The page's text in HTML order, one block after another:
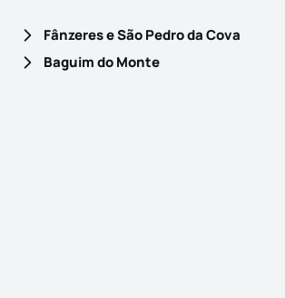
Fânzeres e São Pedro da Cova
Baguim do Monte